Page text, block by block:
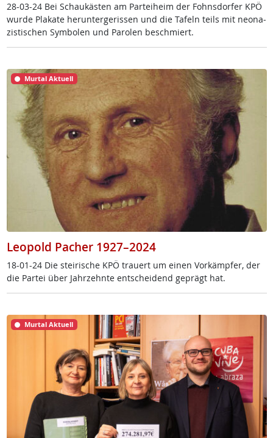
28-03-24 Bei Schau­käs­ten am Par­tei­heim der Fohns­dor­fer KPÖ
wur­de Pla­ka­te her­un­ter­ge­ris­sen und die Ta­feln teils mit neo­na­
zis­ti­schen Sym­bo­len und Pa­ro­len be­sch­miert.
Murtal Aktuell
Leopold Pacher 1927–2024
18-01-24 Die stei­ri­sche KPÖ trau­ert um ei­nen Vor­kämp­fer, der
die Par­tei über Jahr­zehn­te ent­schei­dend ge­prägt hat.
Murtal Aktuell